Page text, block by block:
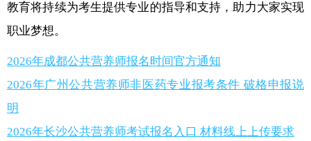
教育将持续为考生提供专业的指导和支持，助力大家实现
职业梦想。
2026年成都公共营养师报名时间官方通知
2026年广州公共营养师非医药专业报考条件 破格申报说
明
2026年长沙公共营养师考试报名入口 材料线上上传要求